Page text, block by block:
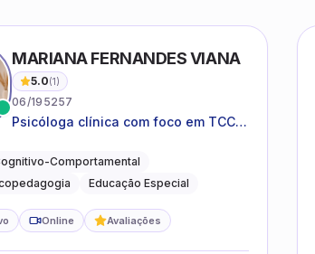
MARIANA FERNANDES VIANA
5.0(1)
06/195257
Psicóloga clínica com foco em TCC,
acompanhamento do
neurodesenvolvimento.
Comportamental
Educação Especial
Online Avaliações